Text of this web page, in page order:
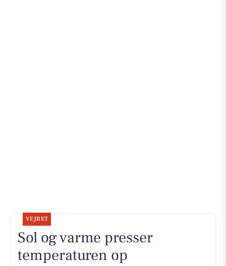
VEJRET
Sol og varme presser
temperaturen op